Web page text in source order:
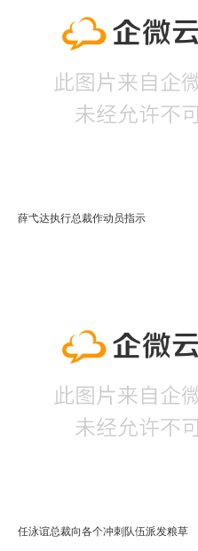
薛弋达执行总裁作动员指示
任泳谊总裁向各个冲刺队伍派发粮草